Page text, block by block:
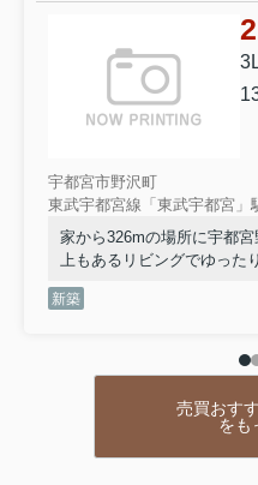
宇都宮市野沢町
東武宇都宮線「東武宇都宮」
家から326mの場所に宇都
上もあるリビングでゆった
がお洒落なスペースになっ
おります。お引っ越しを検
ご連絡くださいませ。
新築
売買おす
をも